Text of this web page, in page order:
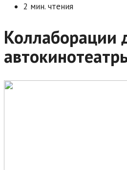
2 мин. чтения
Коллаборации